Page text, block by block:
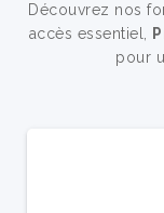
Découvrez nos
accès essentiel,
pour